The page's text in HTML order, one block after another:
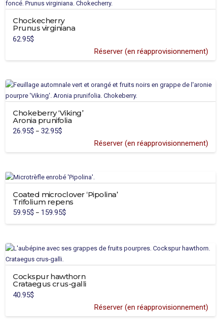
Chockecherry
Prunus virginiana
62.95$
Réserver (en réapprovisionnement)
Chokeberry ‘Viking’
Aronia prunifolia
26.95$ – 32.95$
32.95$
Réserver (en réapprovisionnement)
Coated microclover ‘Pipolina’
Trifolium repens
59.95$ – 159.95$
59.95$
has
multiple
variants.
The
options
may
chosen
Cockspur hawthorn
Crataegus crus-galli
40.95$
Réserver (en réapprovisionnement)